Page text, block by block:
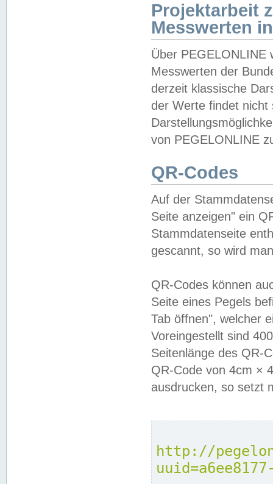
Projektarbeit
Messwerten
Über PEGELONLINE
Messwerten der
derzeit klassische
der Werte findet
von PEGELONLINE
QR-Codes
Auf der
Seite anzeigen" ein
Stammdatenseite
gescannt, so wird
QR-Codes können
Seite eines Pegels
Tab öffnen", welcher
Voreingestellt sind
Seitenlänge des QR-
QR-Code von 4cm ×
ausdrucken, so setzt
http://